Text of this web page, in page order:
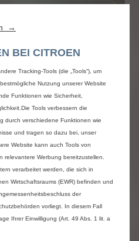
Sorglos-Paket ab.
und
Bedürfnisse zugeschnitten.
Sie mehr
→
BEI CITROEN
Tracking-Tools (die „Tools“), um
Nutzung unserer Website
Funktionen wie Sicherheit,
Tools verbessern die
durch verschiedene Funktionen wie
und tragen so dazu bei, unser
Website kann auch Tools von
relevantere Werbung bereitzustellen.
verarbeitet werden, die sich in
Wirtschaftsraums (EWR) befinden und
der
vorliegt. In diesem Fall
Ihrer Einwilligung (Art. 49 Abs. 1 lit. a